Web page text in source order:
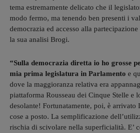
tema estremamente delicato che il
modo fermo, ma tenendo ben presenti i
democrazia ed accesso alla
la sua analisi Brogi.
“Sulla democrazia diretta io ho grosse
mia prima legislatura in Parlamento e
dove la maggioranza relativa era
piattaforma Rousseau dei Cinque Stelle e
desolante! Fortunatamente, poi, è arrivato
cose a posto. La semplificazione
rischia di scivolare nella superficialità. E’